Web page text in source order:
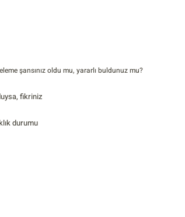
şansınız oldu mu, yararlı buldunuz mu?
fikriniz
durumu